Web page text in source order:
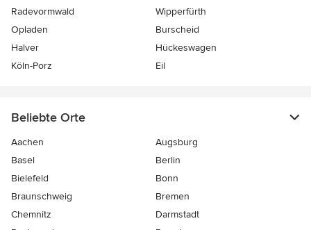
Radevormwald
Wipperfürth
Opladen
Burscheid
Halver
Hückeswagen
Köln-Porz
Eil
Beliebte Orte
Aachen
Augsburg
Basel
Berlin
Bielefeld
Bonn
Braunschweig
Bremen
Chemnitz
Darmstadt